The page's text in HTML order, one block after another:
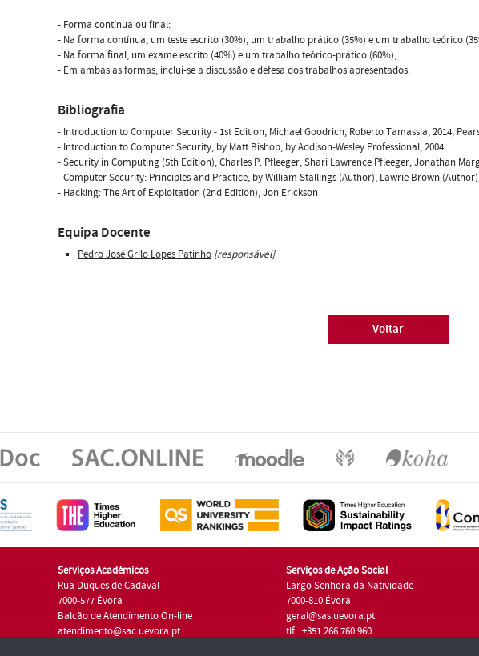
- Forma contínua ou final:
- Na forma contínua, um teste escrito (30%), um trabalho prático (35%) e um trabalho teórico
- Na forma final, um exame escrito (40%) e um trabalho teórico-prático (60%);
- Em ambas as formas, inclui-se a discussão e defesa dos trabalhos apresentados.
Bibliografia
- Introduction to Computer Security - 1st Edition, Michael Goodrich, Roberto Tamassia, 2014,
- Introduction to Computer Security, by Matt Bishop, by Addison-Wesley Professional, 2004
- Security in Computing (5th Edition), Charles P. Pfleeger, Shari Lawrence Pfleeger, Jonathan
- Computer Security: Principles and Practice, by William Stallings (Author), Lawrie Brown
- Hacking: The Art of Exploitation (2nd Edition), Jon Erickson
Equipa Docente
Pedro José Grilo Lopes Patinho [responsável]
Voltar
Serviços Académicos
Rua Duques de Cadaval
7000-577 Évora
Balcão de Atendimento On-line
atendimento@sac.uevora.pt
Serviços de Ação Social
Largo Senhora da Natividade
7000-810 Évora
geral@sas.uevora.pt
tlf.: +351 266 760 960